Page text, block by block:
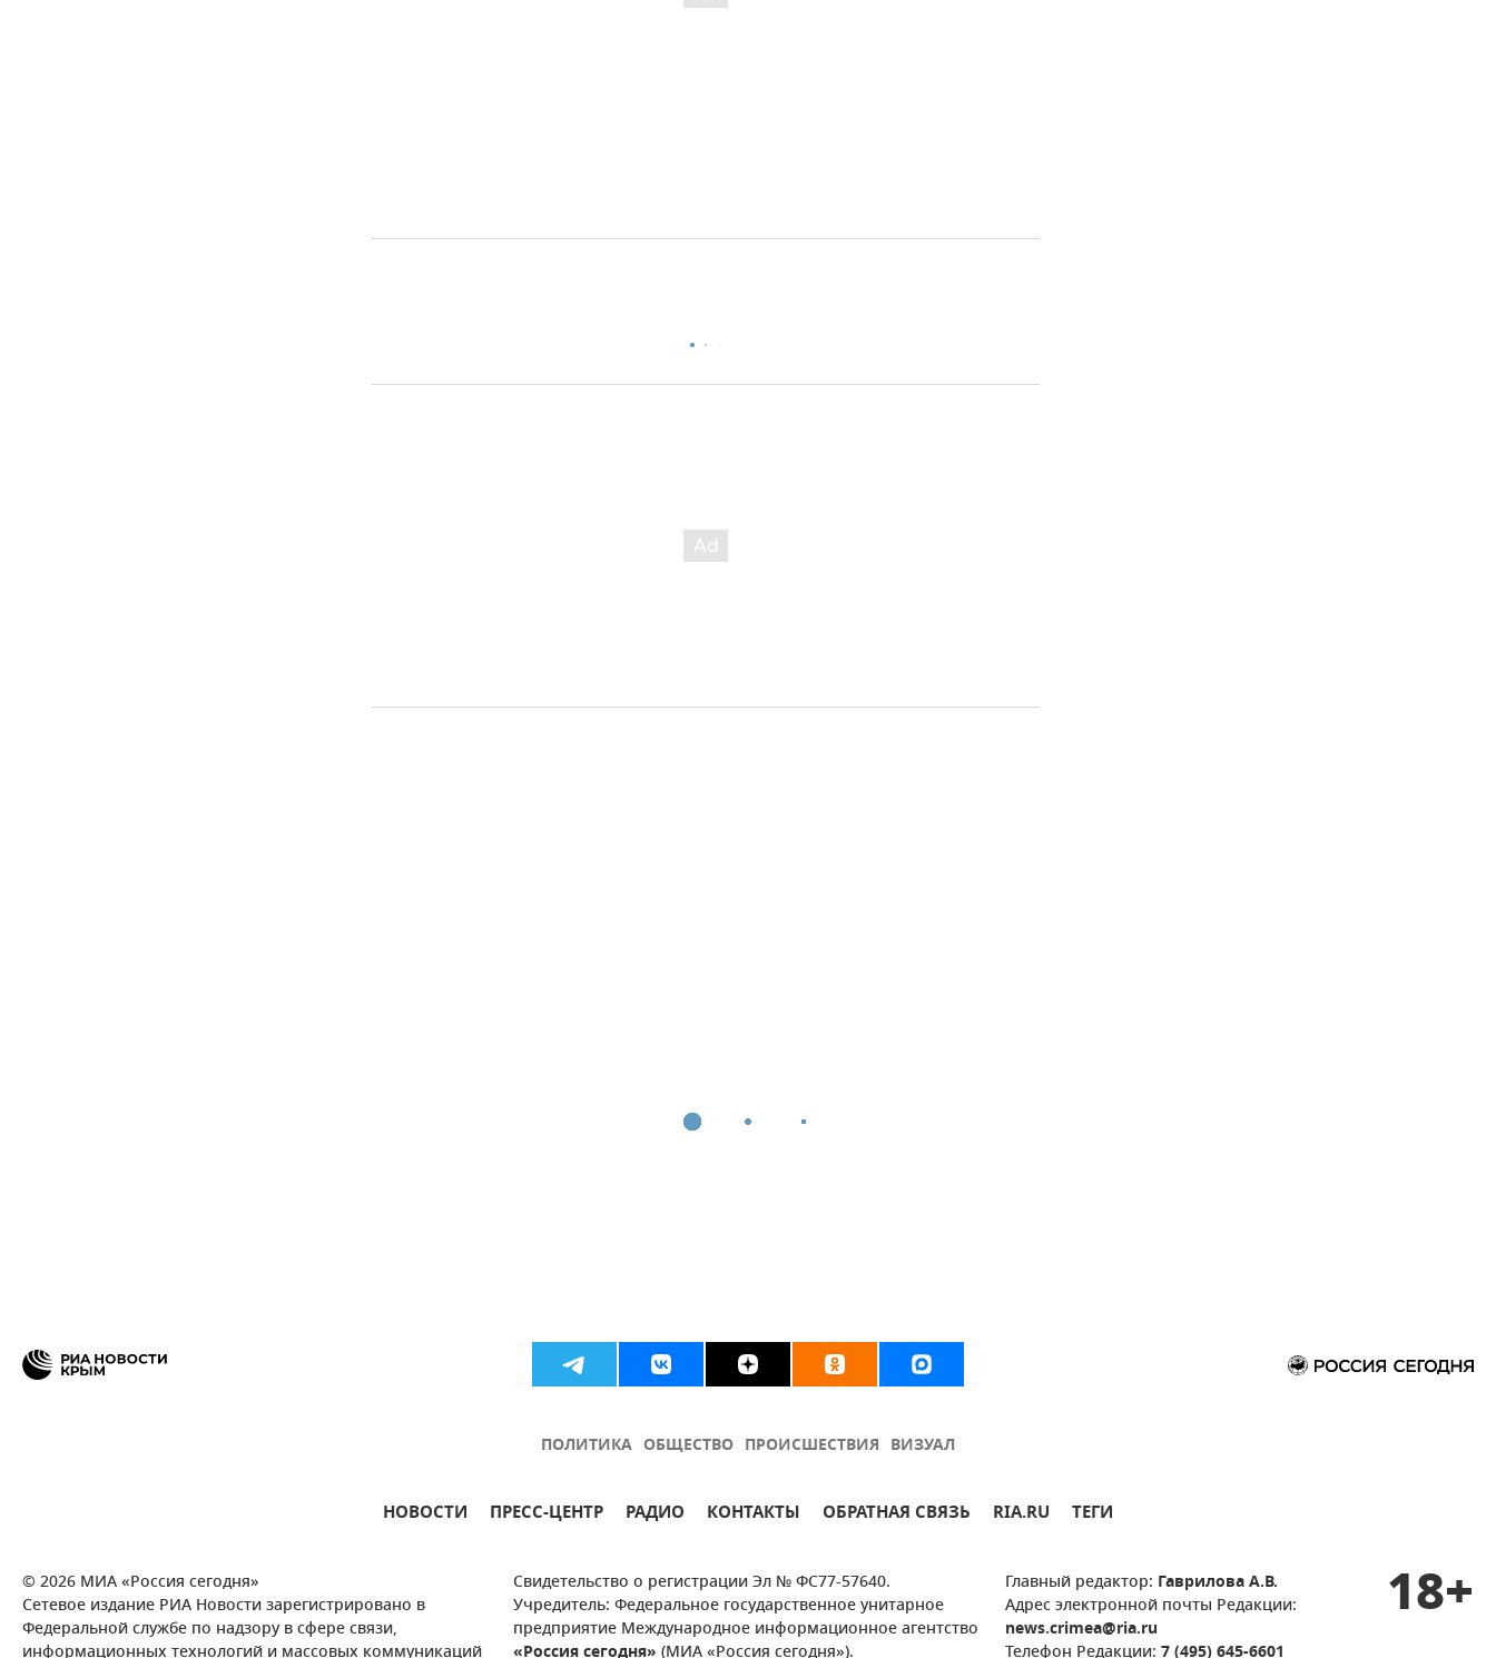
ПОЛИТИКА ОБЩЕСТВО ПРОИСШЕСТВИЯ ВИЗУАЛ
НОВОСТИ ПРЕСС-ЦЕНТР РАДИО КОНТАКТЫ ОБРАТНАЯ СВЯЗЬ RIA.RU ТЕГИ
© 2026 МИА «Россия сегодня»
Сетевое издание РИА Новости зарегистрировано в
Федеральной службе по надзору в сфере связи,
Свидетельство о регистрации Эл № ФС77-57640.
Учредитель: Федеральное государственное унитарное
предприятие Международное информационное агентство
Главный редактор: Гаврилова А.В.
Адрес электронной почты Редакции:
news.crimea@ria.ru
18+